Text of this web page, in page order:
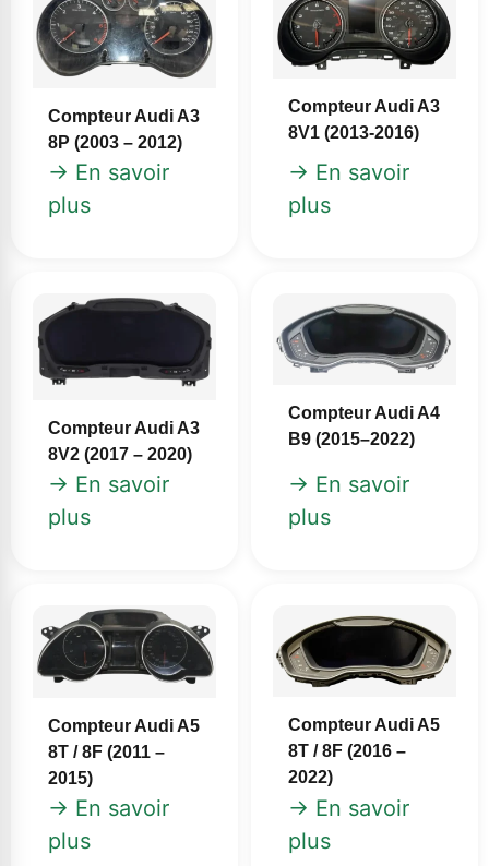
Compteur Audi A3
8P (2003 – 2012)
→ En savoir
plus
Compteur Audi A3
8V1 (2013‑2016)
→ En savoir
plus
Compteur Audi A3
8V2 (2017 – 2020)
→ En savoir
plus
Compteur Audi A4
B9 (2015–2022)
→ En savoir
plus
Compteur Audi A5
8T / 8F (2011 –
2015)
→ En savoir
plus
Compteur Audi A5
8T / 8F (2016 –
2022)
→ En savoir
plus